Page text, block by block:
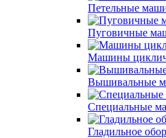
Петельные
Пуговичные
Машины
Вышивальные
Специальные
Гладильное